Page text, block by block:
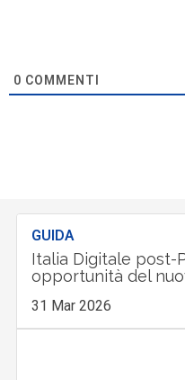
0 COMMENTI
GUIDA
Italia Digitale post-
opportunità del
31 Mar 2026